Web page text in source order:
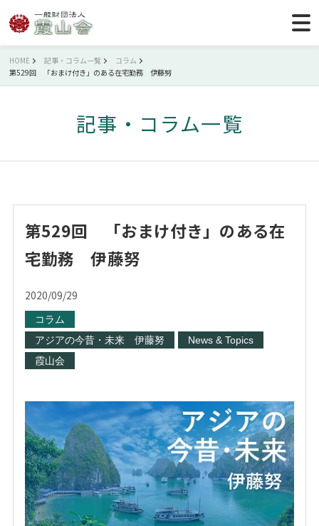
HOME 記事・コラム一覧
コラム
第529回 「おまけ付き」のある在宅勤務 伊藤努
記事・コラム一覧
第529回 「おまけ付き」のある在
宅勤務 伊藤努
2020/09/29
コラム
アジアの今昔・未来 伊藤努
News & Topics
霞山会